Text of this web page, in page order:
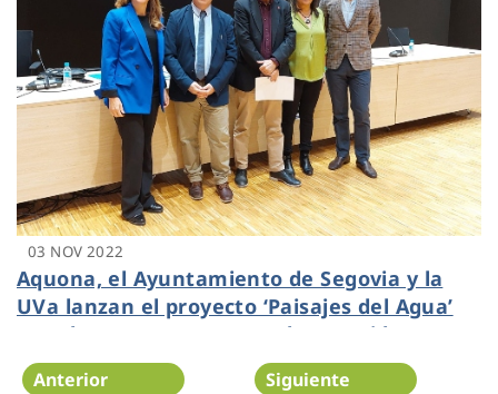
03 NOV 2022
Aquona, el Ayuntamiento de Segovia y la
UVa lanzan el proyecto ‘Paisajes del Agua’
para buscar propuestas a la recogida y
aprovechamiento del agua de lluvia
Anterior Siguiente